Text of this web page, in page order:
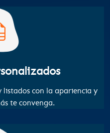
listados con la apariencia y
te convenga.